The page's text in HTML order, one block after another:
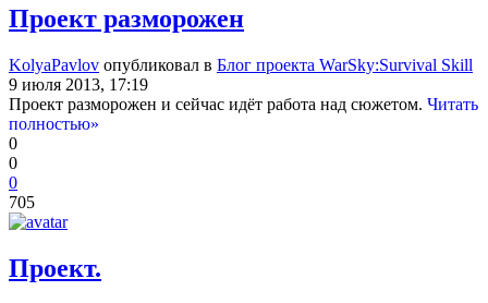
Проект разморожен
KolyaPavlov опубликовал в Блог проекта WarSky:Survival Skill
9 июля 2013, 17:19
Проект разморожен и сейчас идёт работа над сюжетом. Читать
полностью»
0
0
0
705
Проект.